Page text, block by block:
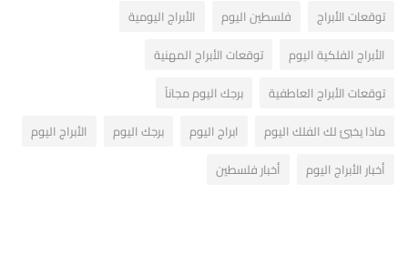
توقعات الأبراج
فلسطين اليوم
الأبراج اليومية
الأبراج الفلكية اليوم
توقعات الأبراج المهنية
توقعات الأبراج العاطفية
برجك اليوم مجاناً
ماذا يخبئ لك الفلك اليوم
ابراج اليوم برجك اليوم
الأبراج اليوم
أخبار الأبراج اليوم
أخبار فلسطين